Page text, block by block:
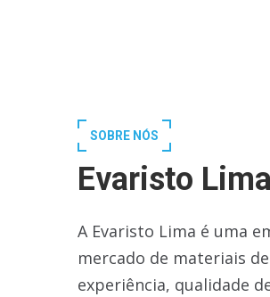
SOBRE NÓS
Evaristo Lima
A Evaristo Lima é uma
mercado de materiais
experiência, qualidade